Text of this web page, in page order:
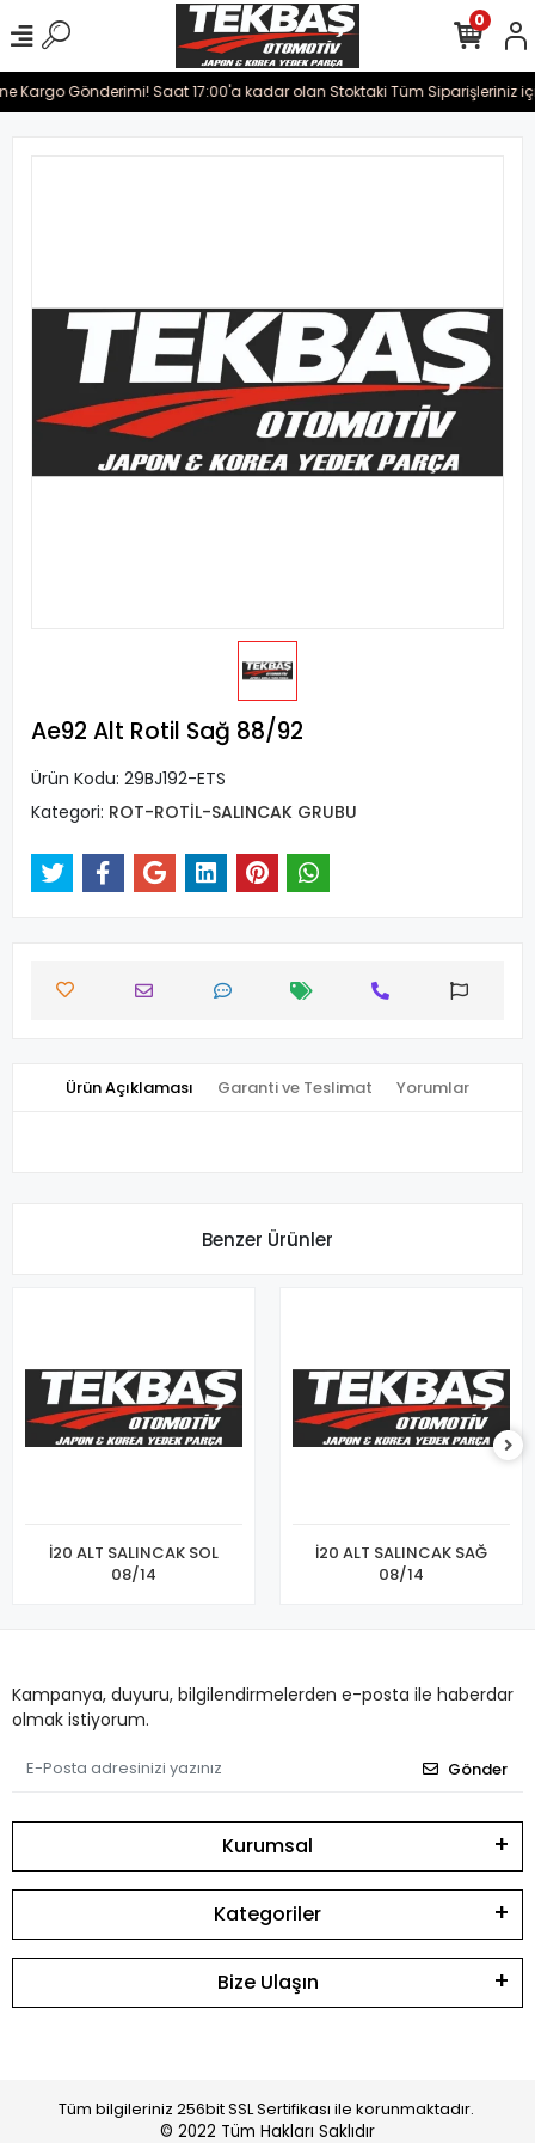
Kargo Gönderimi! Saat 17:00'a kadar olan Stoktaki Tüm Siparişleriniz
0
Ae92 Alt Rotil Sağ 88/92
Ürün Kodu: 29BJ192-ETS
Kategori: ROT-ROTİL-SALINCAK GRUBU
Ürün Açıklaması Garanti ve Teslimat Yorumlar
Benzer Ürünler
İ20 ALT SALINCAK SOL
08/14
İ20 ALT SALINCAK SAĞ
08/14
Kampanya, duyuru, bilgilendirmelerden e-posta ile haberdar
olmak istiyorum.
Gönder
Kurumsal
Kategoriler
Bize Ulaşın
Tüm bilgileriniz 256bit SSL Sertifikası ile korunmaktadır.
© 2022 Tüm Hakları Saklıdır